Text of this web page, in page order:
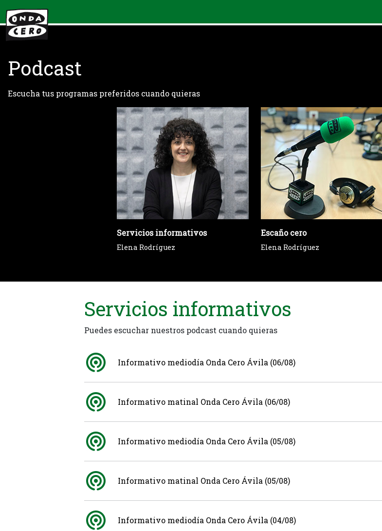
Podcast
Escucha tus programas preferidos cuando quieras
Servicios informativos
Elena Rodríguez
Escaño cero
Elena Rodríguez
Servicios informativos
Puedes escuchar nuestros podcast cuando quieras
Informativo mediodía Onda Cero Ávila (06/08)
Informativo matinal Onda Cero Ávila (06/08)
Informativo mediodía Onda Cero Ávila (05/08)
Informativo matinal Onda Cero Ávila (05/08)
Informativo mediodía Onda Cero Ávila (04/08)